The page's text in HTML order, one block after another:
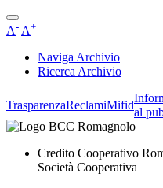
A- A+
Naviga Archivio
Ricerca Archivio
TrasparenzaReclamiMifid
al
Credito Cooperativo
Società Cooperativa